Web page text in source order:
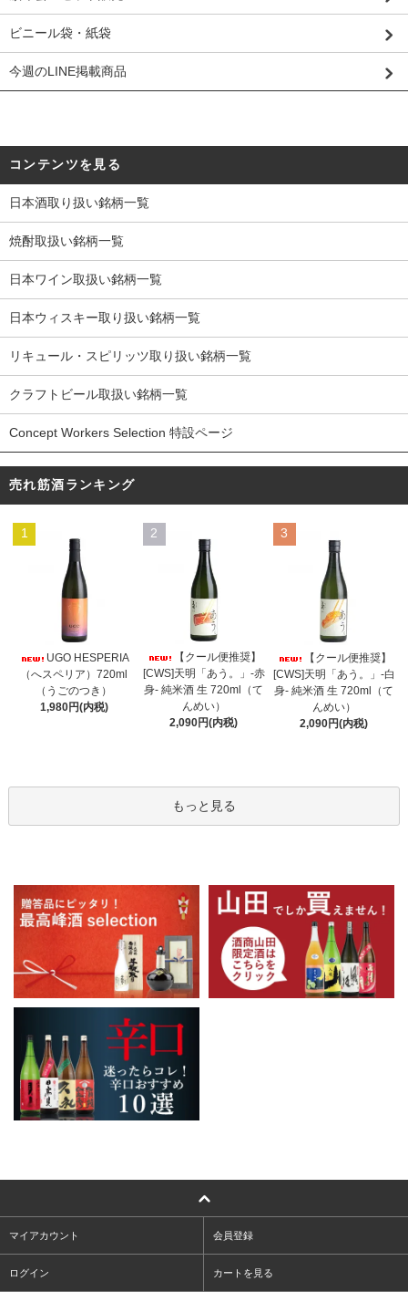
ビニール袋・紙袋
今週のLINE掲載商品
コンテンツを見る
日本酒取り扱い銘柄一覧
焼酎取扱い銘柄一覧
日本ワイン取扱い銘柄一覧
日本ウィスキー取り扱い銘柄一覧
リキュール・スピリッツ取り扱い銘柄一覧
クラフトビール取扱い銘柄一覧
Concept Workers Selection 特設ページ
売れ筋酒ランキング
1
UGO HESPERIA
（へスペリア）720ml
（うごのつき）
1,980円(内税)
2
【クール便推奨】
[CWS]天明「あう。」-赤
身- 純米酒 生 720ml（て
んめい）
2,090円(内税)
3
【クール便推奨】
[CWS]天明「あう。」-白
身- 純米酒 生 720ml（て
んめい）
2,090円(内税)
もっと見る
マイアカウント 会員登録
ログイン カートを見る